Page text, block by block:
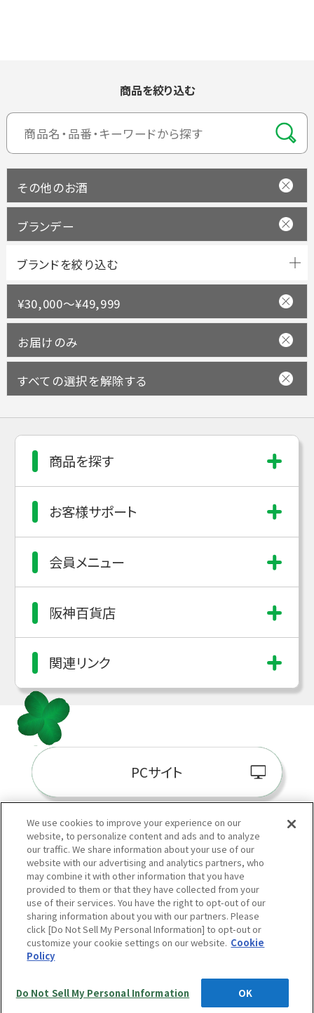
商品を絞り込む
その他のお酒
ブランデー
ブランドを絞り込む
¥30,000～¥49,999
お届けのみ
すべての選択を解除する
商品を探す
お客様サポート
会員メニュー
阪神百貨店
関連リンク
PCサイト
阪神百貨店E-
当サイトの表示価格は個別に税込・税抜等の記載がない場合は「税込価格」です。
We use cookies to improve your experience on our
website, to personalize content and ads and to analyze
our traffic. We share information about your use of our
website with our advertising and analytics partners, who
may combine it with other information that you have
provided to them or that they have collected from your
use of their services. You have the right to opt-out of our
sharing information about you with our partners. Please
click [Do Not Sell My Personal Information] to opt-out or
customize your cookie settings on our website. Cookie
Policy
Do Not Sell My Personal Information OK